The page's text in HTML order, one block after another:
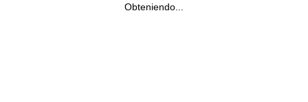
Obteniendo...